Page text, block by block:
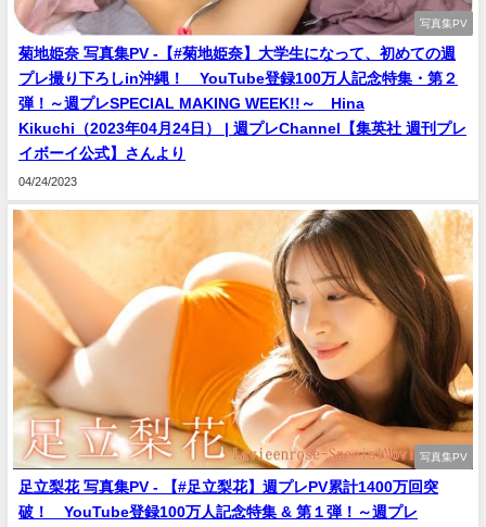
写真集PV
菊地姫奈 写真集PV -【#菊地姫奈】大学生になって、初めての週
プレ撮り下ろしin沖縄！ YouTube登録100万人記念特集・第２
弾！～週プレSPECIAL MAKING WEEK!!～ Hina
Kikuchi（2023年04月24日） | 週プレChannel【集英社 週刊プレ
イボーイ公式】さんより
04/24/2023
写真集PV
足立梨花 写真集PV - 【#足立梨花】週プレPV累計1400万回突
破！ YouTube登録100万人記念特集 & 第１弾！～週プレ